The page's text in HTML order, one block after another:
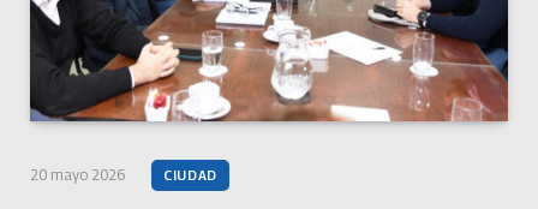
20 mayo 2026 CIUDAD